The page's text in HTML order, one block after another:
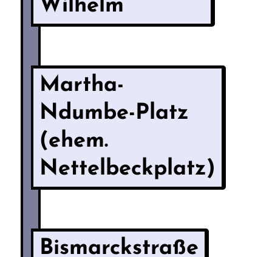
Wilhelm
Martha-
Ndumbe-Platz
(ehem.
Nettelbeckplatz)
Bismarckstraße